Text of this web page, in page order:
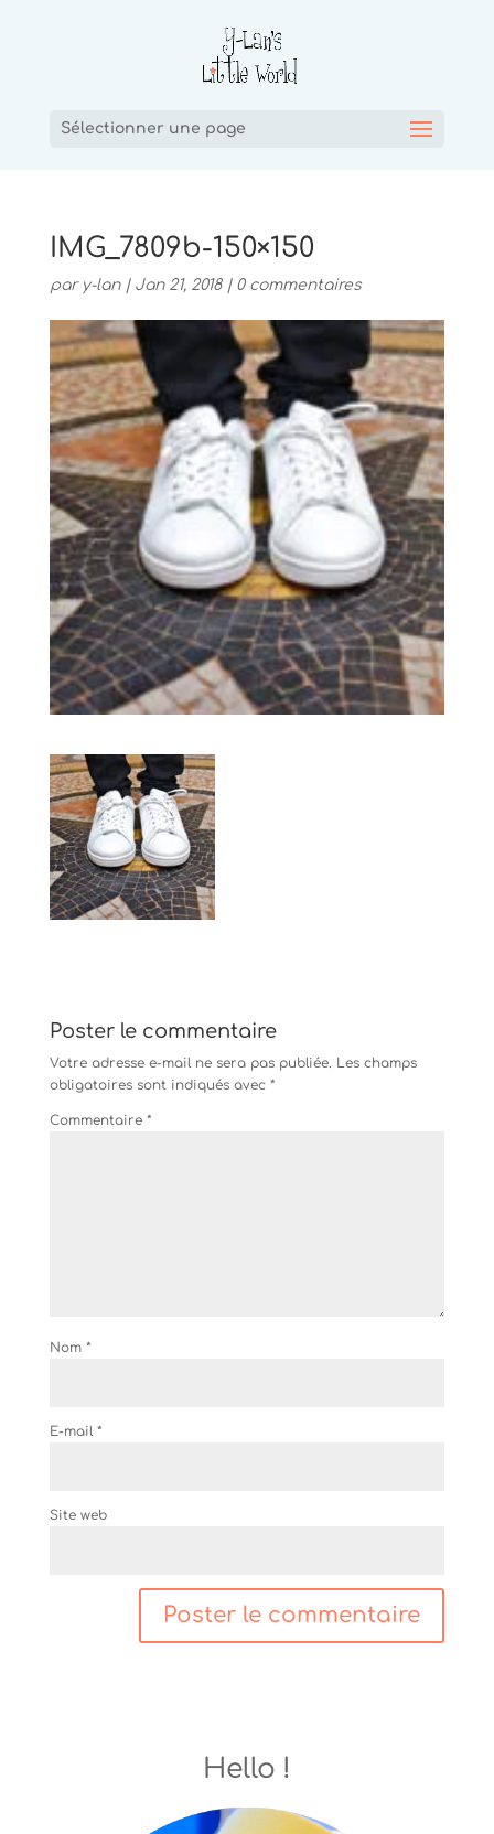
Sélectionner une page
IMG_7809b-150×150
par y-lan| Jan 21, 2018| 0 commentaires
Poster le commentaire
Votre adresse e-mail ne sera pas publiée. Les champs
obligatoires sont indiqués avec *
Commentaire *
Nom *
E-mail *
Site web
Hello !